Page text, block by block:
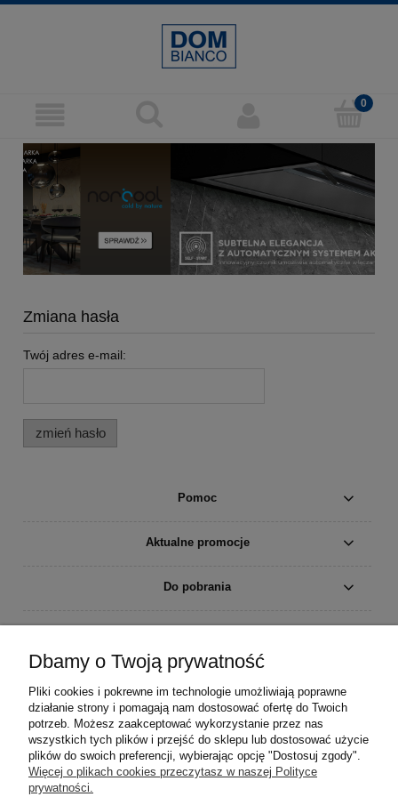
Zmiana hasła
Twój adres e-mail:
zmień hasło
Pomoc
Aktualne promocje
Do pobrania
Płatności i dostawa
Informacje
O nas
Dbamy o Twoją prywatność
Pliki cookies i pokrewne im technologie umożliwiają poprawne
działanie strony i pomagają nam dostosować ofertę do Twoich
potrzeb. Możesz zaakceptować wykorzystanie przez nas
wszystkich tych plików i przejść do sklepu lub dostosować użycie
plików do swoich preferencji, wybierając opcję "Dostosuj zgody".
Więcej o plikach cookies przeczytasz w naszej Polityce
prywatności.